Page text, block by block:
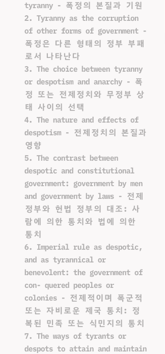
tyranny - 폭정의 본질과 기원
2. Tyranny as the corruption
of other forms of government -
폭정은 다른 형태의 정부 부패
로서 나타난다
3. The choice between tyranny
or despotism and anarchy - 폭
정 또는 전제정치와 무정부 상
태 사이의 선택
4. The nature and effects of
despotism - 전제정치의 본질과
영향
5. The contrast between
despotic and constitutional
government: government by men
and government by laws - 전제
정부와 헌법 정부의 대조: 사
람에 의한 통치와 법에 의한
통치
6. Imperial rule as despotic,
and as tyrannical or
benevolent: the government of
con- quered peoples or
colonies - 전제적이며 폭군적
또는 자비로운 제국 통치: 정
복된 민족 또는 식민지의 통치
7. The ways of tyrants or
despots to attain and maintain